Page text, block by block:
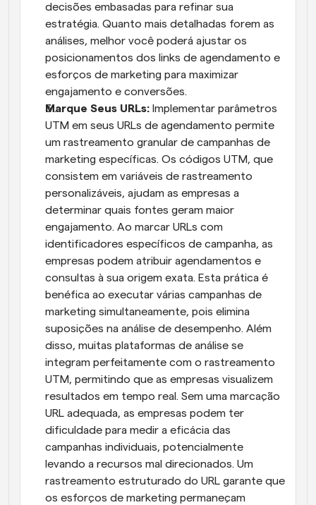
decisões embasadas para refinar sua
estratégia. Quanto mais detalhadas forem as
análises, melhor você poderá ajustar os
posicionamentos dos links de agendamento e
esforços de marketing para maximizar
engajamento e conversões.
Marque Seus URLs: Implementar parâmetros
UTM em seus URLs de agendamento permite
um rastreamento granular de campanhas de
marketing específicas. Os códigos UTM, que
consistem em variáveis de rastreamento
personalizáveis, ajudam as empresas a
determinar quais fontes geram maior
engajamento. Ao marcar URLs com
identificadores específicos de campanha, as
empresas podem atribuir agendamentos e
consultas à sua origem exata. Esta prática é
benéfica ao executar várias campanhas de
marketing simultaneamente, pois elimina
suposições na análise de desempenho. Além
disso, muitas plataformas de análise se
integram perfeitamente com o rastreamento
UTM, permitindo que as empresas visualizem
resultados em tempo real. Sem uma marcação
URL adequada, as empresas podem ter
dificuldade para medir a eficácia das
campanhas individuais, potencialmente
levando a recursos mal direcionados. Um
rastreamento estruturado do URL garante que
os esforços de marketing permaneçam